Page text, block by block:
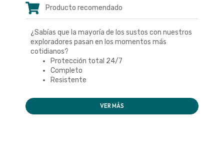
Producto recomendado
¿Sabías que la mayoría de los sustos con nuestros
exploradores pasan en los momentos más
cotidianos?
Protección total 24/7
Completo
Resistente
VER MÁS